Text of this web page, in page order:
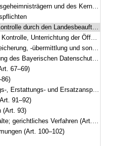
und des Kernbereichs privater Lebensgestaltung
den Landesbeauftragten für den Datenschutz
Unterrichtung der Öffentlichkeit
und sonstige Datenverarbeitung (Art. 53–65)
Datenschutzgesetzes (Art. 66)
67–69)
und Ersatzansprüche (Art. 87–90)
91–92)
(Art. 93)
Verfahren (Art. 94–99)
(Art. 100–102)